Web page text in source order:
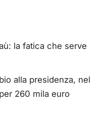
la fatica che serve
alla presidenza, nel
260 mila euro